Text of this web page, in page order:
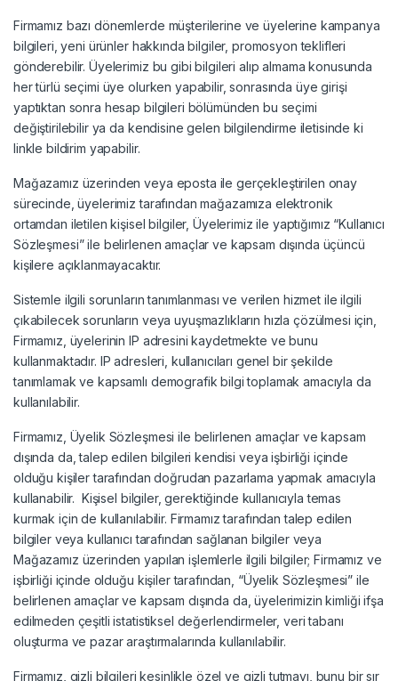
Firmamız bazı dönemlerde müşterilerine ve üyelerine kampanya
bilgileri, yeni ürünler hakkında bilgiler, promosyon teklifleri
gönderebilir. Üyelerimiz bu gibi bilgileri alıp almama konusunda
her türlü seçimi üye olurken yapabilir, sonrasında üye girişi
yaptıktan sonra hesap bilgileri bölümünden bu seçimi
değiştirilebilir ya da kendisine gelen bilgilendirme iletisinde ki
linkle bildirim yapabilir.
Mağazamız üzerinden veya eposta ile gerçekleştirilen onay
sürecinde, üyelerimiz tarafından mağazamıza elektronik
ortamdan iletilen kişisel bilgiler, Üyelerimiz ile yaptığımız “Kullanıcı
Sözleşmesi” ile belirlenen amaçlar ve kapsam dışında üçüncü
kişilere açıklanmayacaktır.
Sistemle ilgili sorunların tanımlanması ve verilen hizmet ile ilgili
çıkabilecek sorunların veya uyuşmazlıkların hızla çözülmesi için,
Firmamız, üyelerinin IP adresini kaydetmekte ve bunu
kullanmaktadır. IP adresleri, kullanıcıları genel bir şekilde
tanımlamak ve kapsamlı demografik bilgi toplamak amacıyla da
kullanılabilir.
Firmamız, Üyelik Sözleşmesi ile belirlenen amaçlar ve kapsam
dışında da, talep edilen bilgileri kendisi veya işbirliği içinde
olduğu kişiler tarafından doğrudan pazarlama yapmak amacıyla
kullanabilir. Kişisel bilgiler, gerektiğinde kullanıcıyla temas
kurmak için de kullanılabilir. Firmamız tarafından talep edilen
bilgiler veya kullanıcı tarafından sağlanan bilgiler veya
Mağazamız üzerinden yapılan işlemlerle ilgili bilgiler; Firmamız ve
işbirliği içinde olduğu kişiler tarafından, “Üyelik Sözleşmesi” ile
belirlenen amaçlar ve kapsam dışında da, üyelerimizin kimliği ifşa
edilmeden çeşitli istatistiksel değerlendirmeler, veri tabanı
oluşturma ve pazar araştırmalarında kullanılabilir.
Firmamız, gizli bilgileri kesinlikle özel ve gizli tutmayı, bunu bir sır